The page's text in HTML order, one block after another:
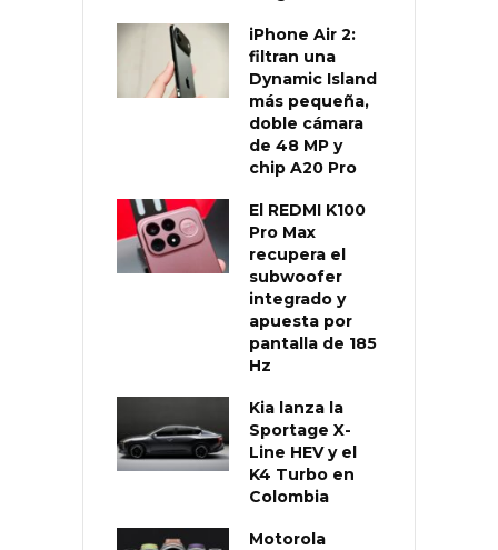
iPhone Air 2:
filtran una
Dynamic Island
más pequeña,
doble cámara
de 48 MP y
chip A20 Pro
El REDMI K100
Pro Max
recupera el
subwoofer
integrado y
apuesta por
pantalla de 185
Hz
Kia lanza la
Sportage X-
Line HEV y el
K4 Turbo en
Colombia
Motorola